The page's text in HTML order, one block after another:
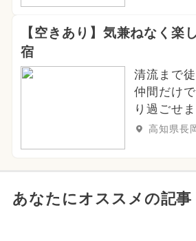
【空きあり】気兼ねなく楽
宿
清流まで
仲間だけ
り過ごせ
高知県長
あなたにオススメの記事